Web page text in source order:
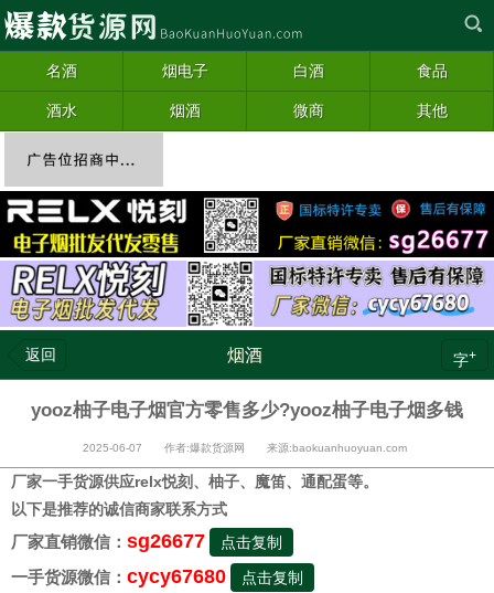
名酒 烟电子 白酒 食品
酒水 烟酒 微商 其他
返回 烟酒 字+
yooz柚子电子烟官方零售多少?yooz柚子电子烟多钱
2025-06-07 作者:爆款货源网 来源:baokuanhuoyuan.com
厂家一手货源供应relx悦刻、柚子、魔笛、通配蛋等。
以下是推荐的诚信商家联系方式
厂家直销微信： sg26677 点击复制
一手货源微信： cycy67680 点击复制